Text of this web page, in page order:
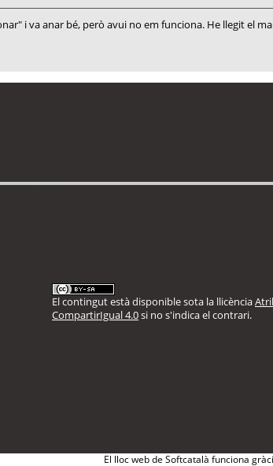
i va anar bé, però avui no em funciona. He llegit el
El contingut està disponible sota la llicència
CompartirIgual 4.0si no s'indica el contrari.
El lloc web de Softcatalà funciona